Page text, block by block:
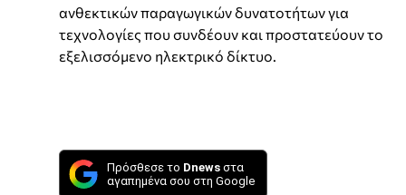
ανθεκτικών παραγωγικών δυνατοτήτων για
τεχνολογίες που συνδέουν και προστατεύουν το
εξελισσόμενο ηλεκτρικό δίκτυο.
Πρόσθεσε το Dnews στα
αγαπημένα σου στη Google